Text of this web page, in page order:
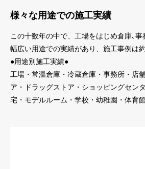
様々な用途での施工実績
この十数年の中で、工場をはじめ倉庫､
幅広い用途での実績があり、施工事例は
●用途別施工実績●
工場・常温倉庫・冷蔵倉庫・事務所・店
ア・ドラッグストア・ショッピングセン
宅・モデルルーム・学校・幼稚園・体育